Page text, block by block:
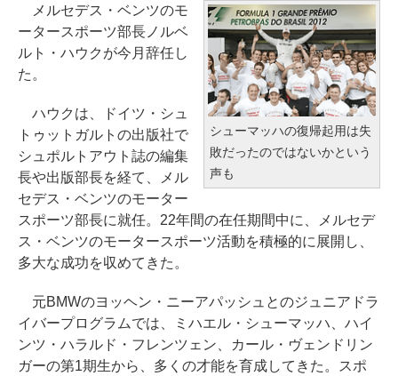
シューマッハの復帰起用は失
敗だったのではないかという
声も
メルセデス・ベンツのモ
ータースポーツ部長ノルベ
ルト・ハウクが今月辞任し
た。
ハウクは、ドイツ・シュ
トゥットガルトの出版社で
シュポルトアウト誌の編集
長や出版部長を経て、メル
セデス・ベンツのモーター
スポーツ部長に就任。22年間の在任期間中に、メルセデ
ス・ベンツのモータースポーツ活動を積極的に展開し、
多大な成功を収めてきた。
元BMWのヨッヘン・ニーアパッシュとのジュニアドラ
イバープログラムでは、ミハエル・シューマッハ、ハイ
ンツ・ハラルド・フレンツェン、カール・ヴェンドリン
ガーの第1期生から、多くの才能を育成してきた。スポ